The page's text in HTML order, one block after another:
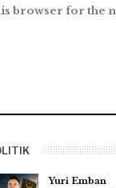
browser for the
Yuri Emban